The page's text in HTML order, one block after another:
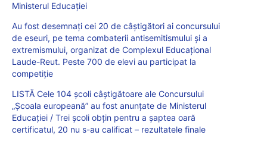
Ministerul Educației
Au fost desemnați cei 20 de câștigători ai concursului
de eseuri, pe tema combaterii antisemitismului și a
extremismului, organizat de Complexul Educațional
Laude-Reut. Peste 700 de elevi au participat la
competiție
LISTĂ Cele 104 școli câștigătoare ale Concursului
„Școala europeană” au fost anunțate de Ministerul
Educației / Trei școli obțin pentru a șaptea oară
certificatul, 20 nu s-au calificat – rezultatele finale